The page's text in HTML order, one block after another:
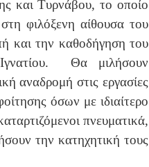
και Τυρνάβου, το οποίο
φιλόξενη αίθουσα του
και την καθοδήγηση του
Θα μιλήσουν
αναδρομή στις εργασίες
όσων με ιδιαίτερο
πνευματικά,
την κατηχητική τους